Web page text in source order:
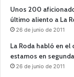
Unos 200
último aliento a La
26 de junio de 2011
La Roda habló en el
estamos en
26 de junio de 2011